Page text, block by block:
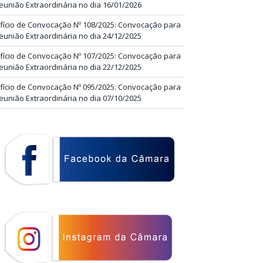
Extraordinária no dia 16/01/2026
de Convocação Nº 108/2025: Convocação para
Extraordinária no dia 24/12/2025
de Convocação Nº 107/2025: Convocação para
Extraordinária no dia 22/12/2025
de Convocação Nº 095/2025: Convocação para
Extraordinária no dia 07/10/2025